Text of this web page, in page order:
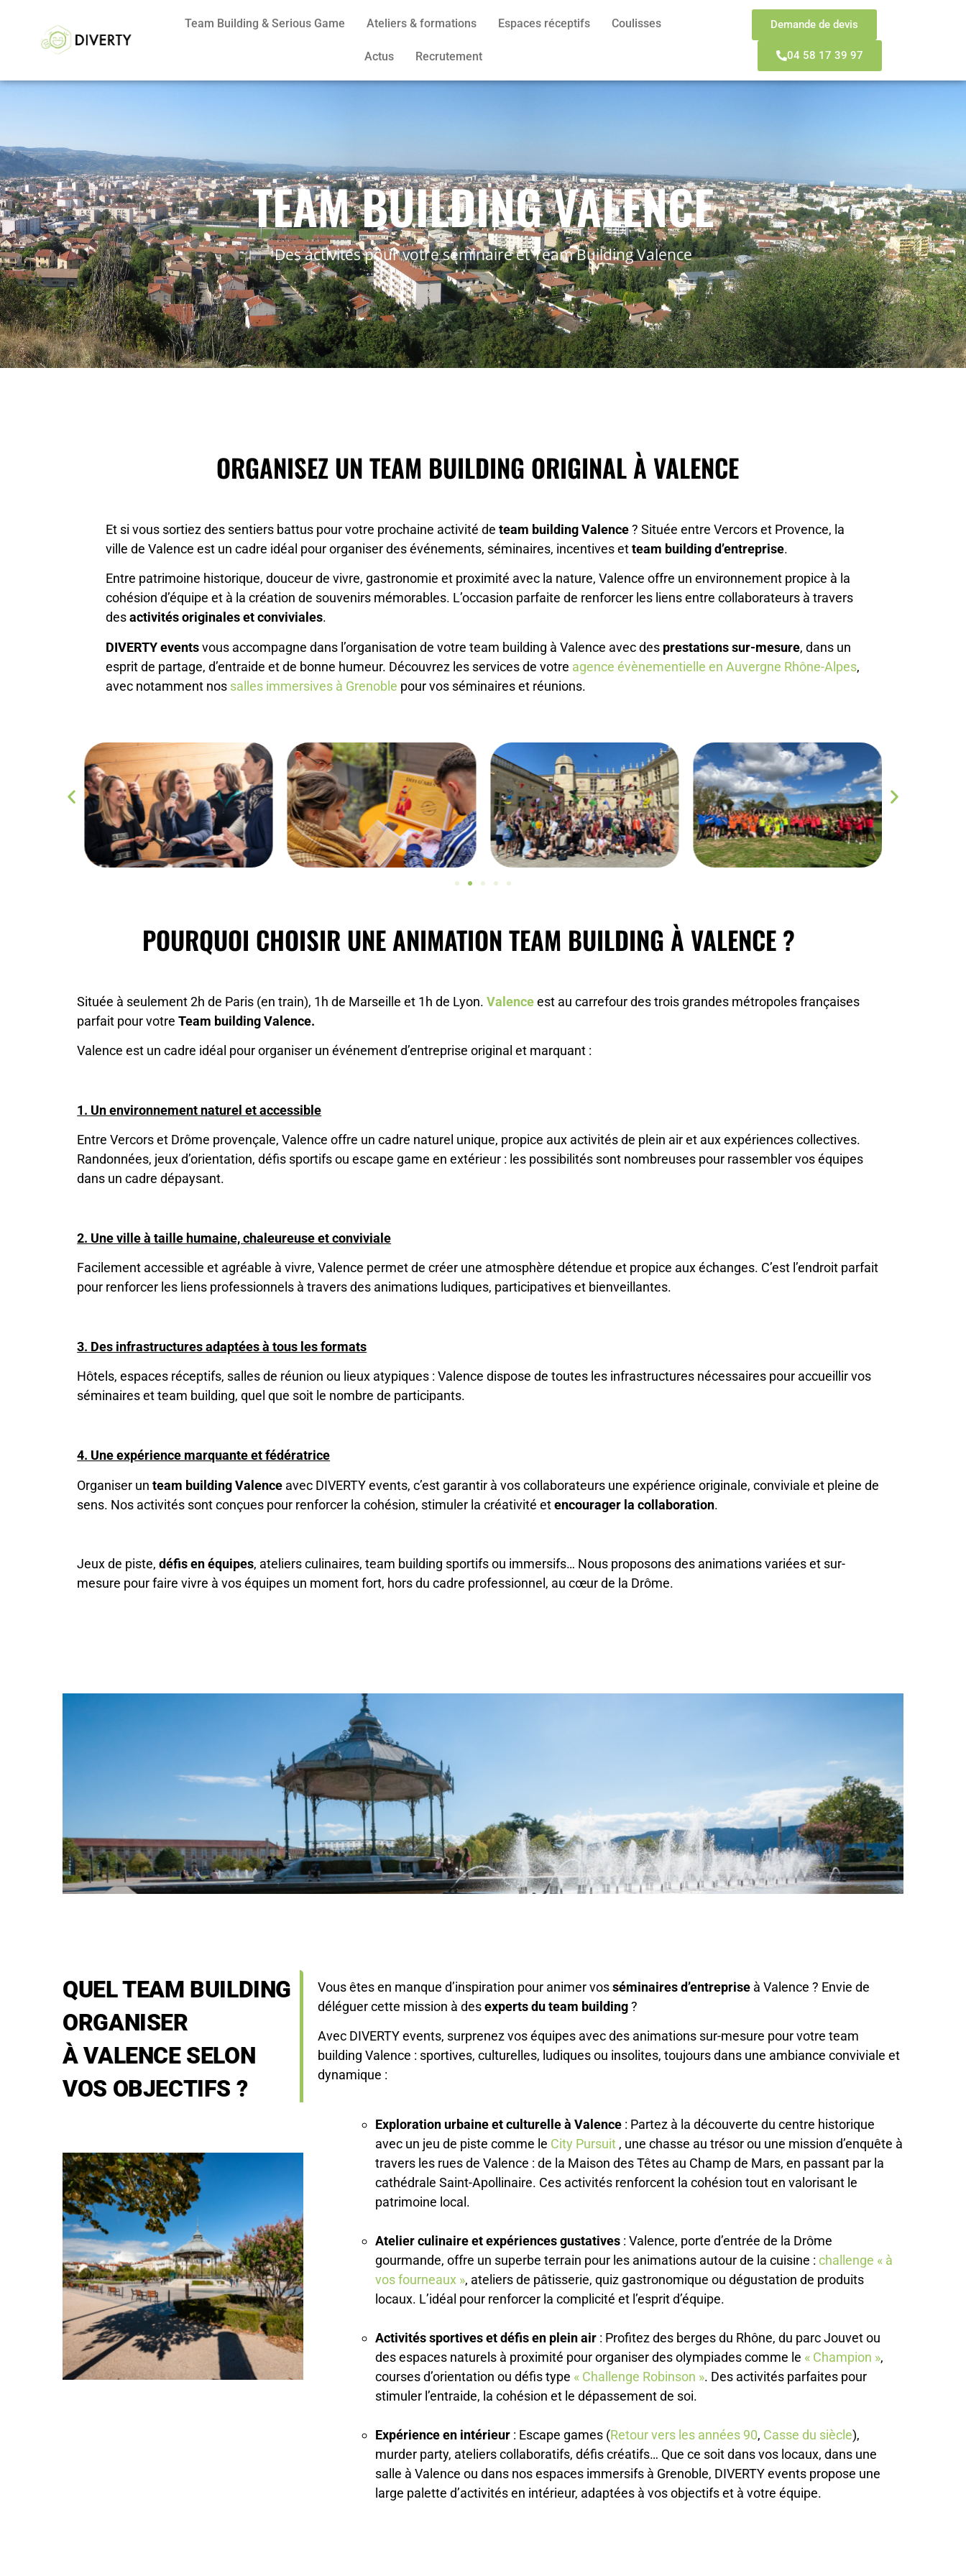
Team Building & Serious Game Ateliers & formations Espaces réceptifs Coulisses
Actus Recrutement
Demande de devis
04 58 17 39 97
TEAM BUILDING VALENCE
Des activités pour votre séminaire et Team Building Valence
ORGANISEZ UN TEAM BUILDING ORIGINAL À VALENCE
Et si vous sortiez des sentiers battus pour votre prochaine activité de team building Valence? Située entre Vercors et Provence, la
ville de Valence est un cadre idéal pour organiser des événements, séminaires, incentives etteam building d’entreprise.
Entre patrimoine historique, douceur de vivre, gastronomie et proximité avec la nature, Valence offre un environnement propice à la
cohésion d’équipe et à la création de souvenirs mémorables. L’occasion parfaite de renforcer les liens entre collaborateurs à travers
desactivités originales et conviviales.
DIVERTY eventsvous accompagne dans l’organisation de votre team building à Valence avec desprestations sur-mesure, dans un
esprit de partage, d’entraide et de bonne humeur. Découvrez les services de votre agence évènementielle en Auvergne Rhône-Alpes,
avec notamment nos salles immersives à Grenoble pour vos séminaires et réunions.
POURQUOI CHOISIR UNE ANIMATION TEAM BUILDING À VALENCE ?
Située à seulement 2h de Paris (en train), 1h de Marseille et 1h de Lyon.Valenceest au carrefour des trois grandes métropoles françaises
parfait pour votre Team building Valence.
Valence est un cadre idéal pour organiser un événement d’entreprise original et marquant :
1. Un environnement naturel et accessible
Entre Vercors et Drôme provençale, Valence offre un cadre naturel unique, propice aux activités de plein air et aux expériences collectives.
Randonnées, jeux d’orientation, défis sportifs ou escape game en extérieur : les possibilités sont nombreuses pour rassembler vos équipes
dans un cadre dépaysant.
2. Une ville à taille humaine, chaleureuse et conviviale
Facilement accessible et agréable à vivre, Valence permet de créer une atmosphère détendue et propice aux échanges. C’est l’endroit parfait
pour renforcer les liens professionnels à travers des animations ludiques, participatives et bienveillantes.
3. Des infrastructures adaptées à tous les formats
Hôtels, espaces réceptifs, salles de réunion ou lieux atypiques : Valence dispose de toutes les infrastructures nécessaires pour accueillir vos
séminaires et team building, quel que soit le nombre de participants.
4. Une expérience marquante et fédératrice
Organiser unteam building Valence avec DIVERTY events, c’est garantir à vos collaborateurs une expérience originale, conviviale et pleine de
sens. Nos activités sont conçues pour renforcer la cohésion, stimuler la créativité etencourager la collaboration.
Jeux de piste,défis en équipes, ateliers culinaires, team building sportifs ou immersifs… Nous proposons des animations variées et sur-
mesure pour faire vivre à vos équipes un moment fort, hors du cadre professionnel, au cœur de la Drôme.
QUEL TEAM BUILDING
ORGANISER
À VALENCE SELON
VOS OBJECTIFS ?
Vous êtes en manque d’inspiration pour animer vosséminaires d’entreprise à Valence ? Envie de
déléguer cette mission à desexperts du team building?
Avec DIVERTY events, surprenez vos équipes avec des animations sur-mesure pour votre team
building Valence : sportives, culturelles, ludiques ou insolites, toujours dans une ambiance conviviale et
dynamique :
Exploration urbaine et culturelle à Valence : Partez à la découverte du centre historique
avec un jeu de piste comme le City Pursuit , une chasse au trésor ou une mission d’enquête à
travers les rues de Valence : de la Maison des Têtes au Champ de Mars, en passant par la
cathédrale Saint-Apollinaire. Ces activités renforcent la cohésion tout en valorisant le
patrimoine local.
Atelier culinaire et expériences gustatives : Valence, porte d’entrée de la Drôme
gourmande, offre un superbe terrain pour les animations autour de la cuisine :challenge « à
vos fourneaux », ateliers de pâtisserie, quiz gastronomique ou dégustation de produits
locaux. L’idéal pour renforcer la complicité et l’esprit d’équipe.
Activités sportives et défis en plein air : Profitez des berges du Rhône, du parc Jouvet ou
des espaces naturels à proximité pour organiser des olympiades comme le « Champion »,
courses d’orientation ou défis type « Challenge Robinson ». Des activités parfaites pour
stimuler l’entraide, la cohésion et le dépassement de soi.
Expérience en intérieur : Escape games (Retour vers les années 90, Casse du siècle),
murder party, ateliers collaboratifs, défis créatifs… Que ce soit dans vos locaux, dans une
salle à Valence ou dans nos espaces immersifs à Grenoble, DIVERTY events propose une
large palette d’activités en intérieur, adaptées à vos objectifs et à votre équipe.